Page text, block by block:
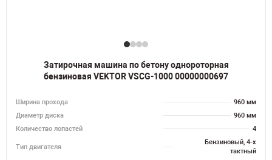
Затирочная машина по бетону однороторная
бензиновая VEKTOR VSCG-1000 00000000697
Ширина прохода
960 мм
Диаметр диска
960 мм
Количество лопастей
4
Тип двигателя
Бензиновый, 4-х
тактный